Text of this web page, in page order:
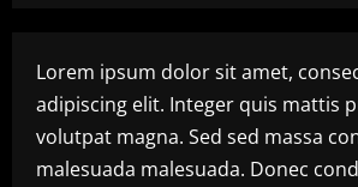
Lorem ipsum dolor sit amet,
adipiscing elit. Integer quis mattis
volutpat magna. Sed sed massa
malesuada malesuada. Donec